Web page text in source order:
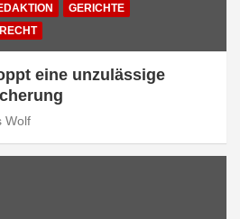
GERICHTE
eine unzulässige
Wolf